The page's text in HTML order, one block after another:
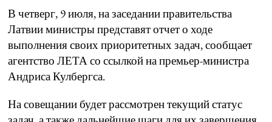
В четверг, 9 июля, на заседании правительства
Латвии министры представят отчет о ходе
выполнения своих приоритетных задач, сообщает
агентство ЛЕТА со ссылкой на премьер-министра
Андриса Кулбергса.
На совещании будет рассмотрен текущий статус